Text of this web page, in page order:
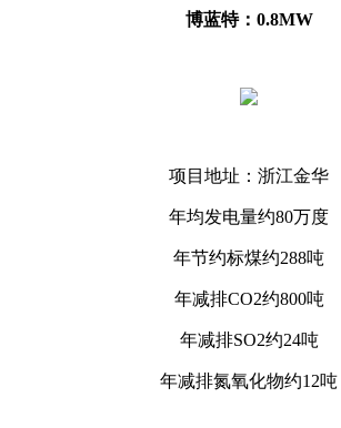
博蓝特：0.8MW
项目地址：浙江金华
年均发电量约80万度
年节约标煤约288吨
年减排CO2约800吨
年减排SO2约24吨
年减排氮氧化物约12吨